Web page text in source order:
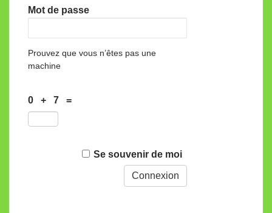
Mot de passe
Prouvez que vous n’êtes pas une
machine
0 + 7 =
Se souvenir de moi